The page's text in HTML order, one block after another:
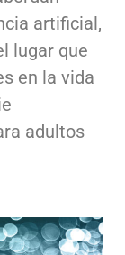
artificial,
lugar que
en la vida
adultos